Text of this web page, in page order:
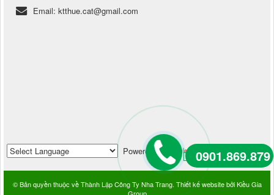
Email: ktthue.cat@gmail.com
Powered by Translate
© Bản quyền thuộc vềThành Lập Công Ty Nha Trang. Thiết kế websitebởiKiều Gia
Group
0901.869.879